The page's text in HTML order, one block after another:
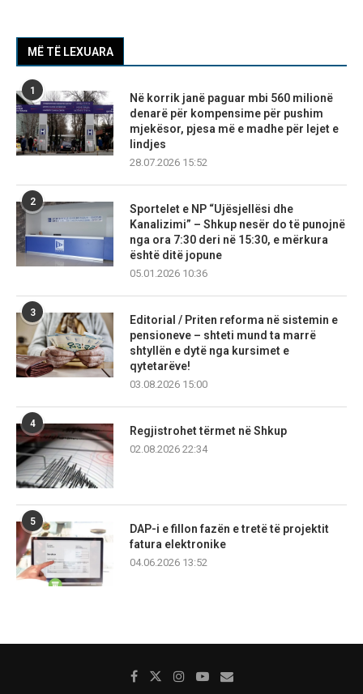
MË TË LEXUARA
1
Në korrik janë paguar mbi 560 milionë
denarë për kompensime për pushim
mjekësor, pjesa më e madhe për lejet e
lindjes
28.07.2026 15:52
2
Sportelet e NP “Ujësjellësi dhe
Kanalizimi” – Shkup nesër do të punojnë
nga ora 7:30 deri në 15:30, e mërkura
është ditë jopune
05.01.2026 10:36
3
Editorial / Priten reforma në sistemin e
pensioneve – shteti mund ta marrë
shtyllën e dytë nga kursimet e
qytetarëve!
03.08.2026 15:00
4
Regjistrohet tërmet në Shkup
02.08.2026 22:34
5
DAP-i e fillon fazën e tretë të projektit
fatura elektronike
04.06.2026 13:52